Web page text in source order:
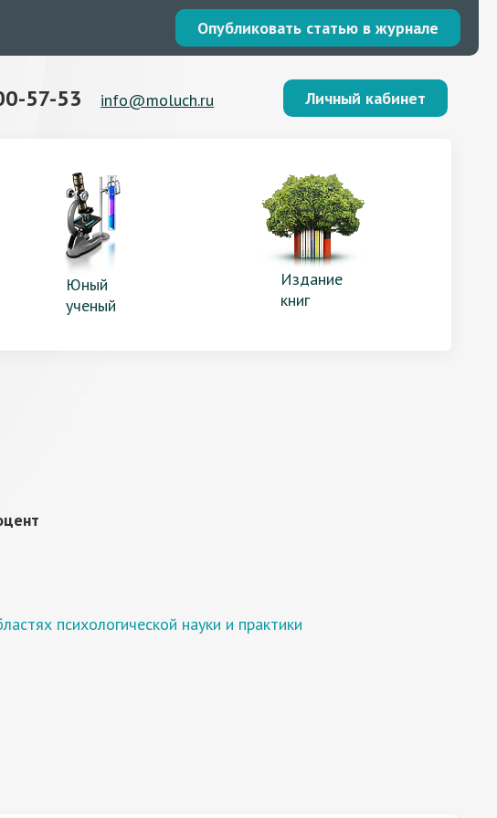
Опубликовать статью в журнале
57-53 info@moluch.ru Личный кабинет
Юный
ученый
Издание
книг
психологической науки и практики